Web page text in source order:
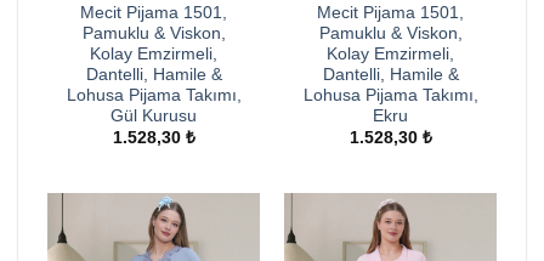
Mecit Pijama 1501,
Pamuklu & Viskon,
Kolay Emzirmeli,
Dantelli, Hamile &
Lohusa Pijama Takımı,
Gül Kurusu
1.528,30 ₺
Mecit Pijama 1501,
Pamuklu & Viskon,
Kolay Emzirmeli,
Dantelli, Hamile &
Lohusa Pijama Takımı,
Ekru
1.528,30 ₺